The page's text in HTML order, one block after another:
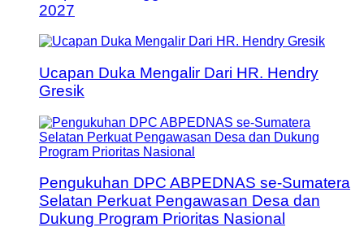
2027
Ucapan Duka Mengalir Dari HR. Hendry
Gresik
Pengukuhan DPC ABPEDNAS se-Sumatera
Selatan Perkuat Pengawasan Desa dan
Dukung Program Prioritas Nasional